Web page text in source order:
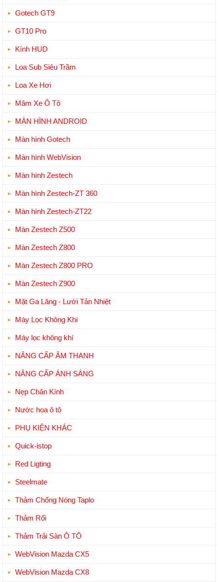
Gotech GT9
GT10 Pro
Kính HUD
Loa Sub Siêu Trầm
Loa Xe Hơi
Mâm Xe Ô Tô
MÀN HÌNH ANDROID
Màn hình Gotech
Màn hình WebVision
Màn hình Zestech
Màn hình Zestech-ZT 360
Màn hình Zestech-ZT22
Màn Zestech Z500
Màn Zestech Z800
Màn Zestech Z800 PRO
Màn Zestech Z900
Mặt Ga Lăng - Lưới Tản Nhiệt
Máy Lọc Không Khí
Máy lọc không khí
NÂNG CẤP ÂM THANH
NÂNG CẤP ÁNH SÁNG
Nẹp Chân Kính
Nước hoa ô tô
PHỤ KIỆN KHÁC
Quick-istop
Red Ligting
Steelmate
Thảm Chống Nóng Taplo
Thảm Rối
Thảm Trải Sàn Ô TÔ
WebVision Mazda CX5
WebVision Mazda CX8